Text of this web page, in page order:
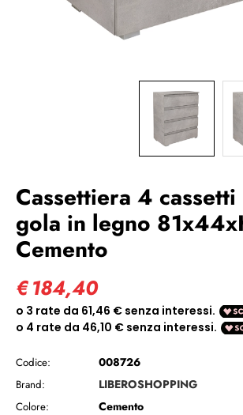
Cassettiera 4
gola in legno
Cemento
€184,40
Codice: 008726
Brand: LIBEROSHOPPING
Colore: Cemento